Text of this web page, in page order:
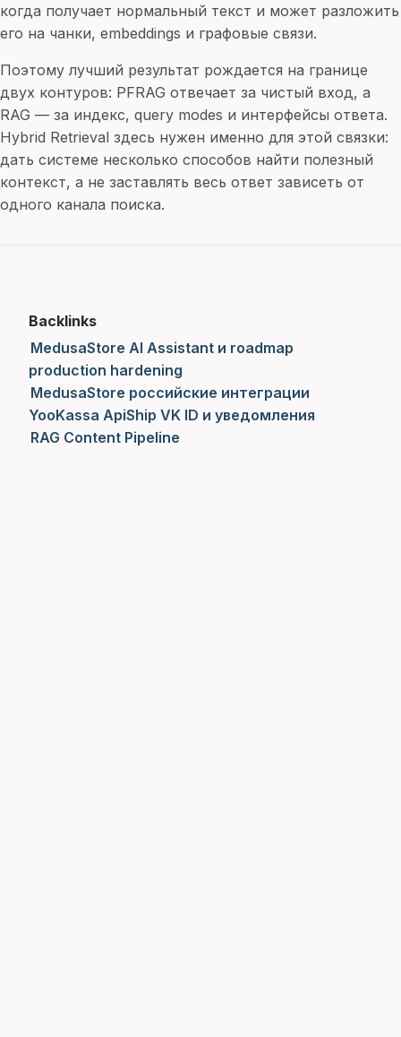
когда получает нормальный текст и может разложить
его на чанки, embeddings и графовые связи.
Поэтому лучший результат рождается на границе
двух контуров: PFRAG отвечает за чистый вход, а
RAG — за индекс, query modes и интерфейсы ответа.
Hybrid Retrieval здесь нужен именно для этой связки:
дать системе несколько способов найти полезный
контекст, а не заставлять весь ответ зависеть от
одного канала поиска.
Backlinks
MedusaStore AI Assistant и roadmap
production hardening
MedusaStore российские интеграции
YooKassa ApiShip VK ID и уведомления
RAG Content Pipeline